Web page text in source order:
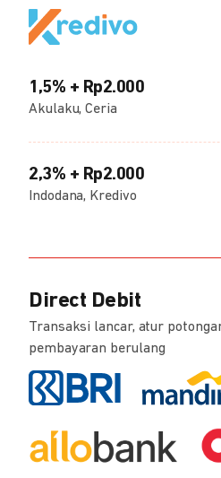
1,5% + Rp2.000
Akulaku, Ceria
2,3% + Rp2.000
Indodana, Kredivo
Direct Debit
Transaksi lancar, atur
pembayaran berulang